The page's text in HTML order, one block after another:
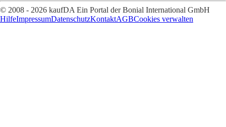
© 2008 - 2026 kaufDA Ein Portal der Bonial International GmbH
HilfeImpressumDatenschutzKontaktAGBCookies verwalten